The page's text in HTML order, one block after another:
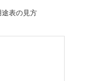
途表の見方